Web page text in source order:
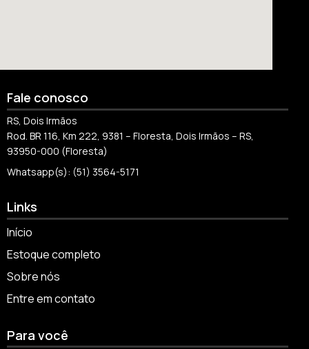
Fale conosco
RS, Dois Irmãos
Rod. BR 116, Km 222, 9381 – Floresta, Dois Irmãos – RS,
93950-000 (Floresta)
Whatsapp(s): (51) 3564-5171
Links
Início
Estoque completo
Sobre nós
Entre em contato
Para você